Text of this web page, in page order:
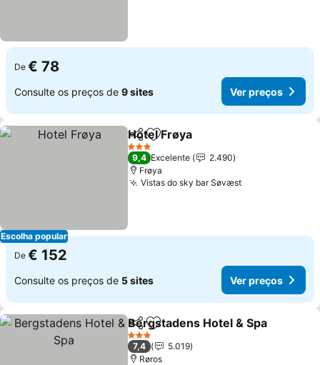
De € 78
Consulte os preços de 9 sites Ver preços
Escolha popular
PartilharAdicionar aos favoritos
Hotel Frøya
3 Estrelas
9,4 Excelente
2.490
Frøya
Vistas do sky bar Søvæst
De € 152
Consulte os preços de 5 sites Ver preços
PartilharAdicionar aos favoritos
Bergstadens Hotel & Spa
3 Estrelas
7,4
5.019
Røros